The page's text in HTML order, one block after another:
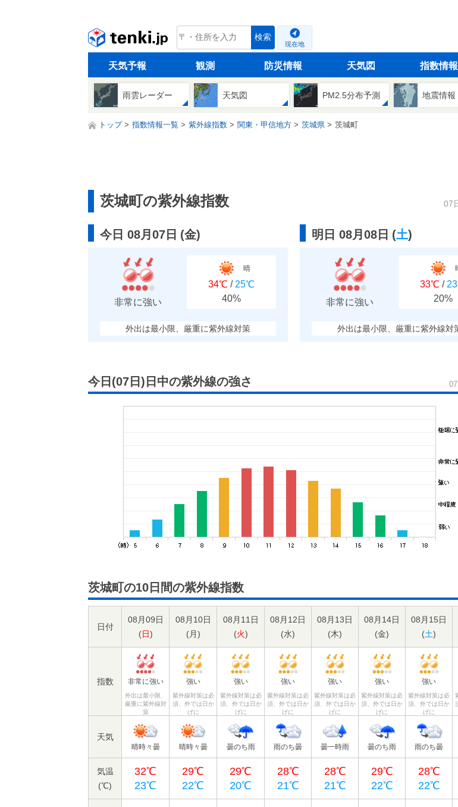
tenki.jp 検索
現在地
天気予報 観測 防災情報 天気図 指数情報
雨雲レーダー 天気図 PM2.5分布予測 地震情報
トップ 指数情報一覧 紫外線指数 関東・甲信地方 茨城県 茨城町
茨城町の紫外線指数 07
今日 08月07日 (金)
非常に強い
晴
34℃ / 25℃
40%
外出は最小限、厳重に紫外線対策
明日 08月08日 (土)
非常に強い
33℃ /
20%
外出は最小限、厳重に紫外線対
今日(07日)日中の紫外線の強さ
茨城町の10日間の紫外線指数
日付
08月09日
(日)
08月10日
(月)
08月11日
(火)
08月12日
(水)
08月13日
(木)
08月14日
(金)
08月15日
(土)
指数 非常に強い
外出は最小限、
厳重に紫外線対
策
強い
紫外線対策は必
須、外では日か
げに
強い
紫外線対策は必
須、外では日か
げに
強い
紫外線対策は必
須、外では日か
げに
強い
紫外線対策は必
須、外では日か
げに
強い
紫外線対策は必
須、外では日か
げに
強い
紫外線対策は必
須、外では日か
げに
天気
晴時々曇 晴時々曇 曇のち雨 雨のち曇 曇一時雨 曇のち雨 雨のち曇
気温
(℃)
32℃
23℃
29℃
22℃
29℃
20℃
28℃
21℃
28℃
21℃
29℃
22℃
28℃
22℃